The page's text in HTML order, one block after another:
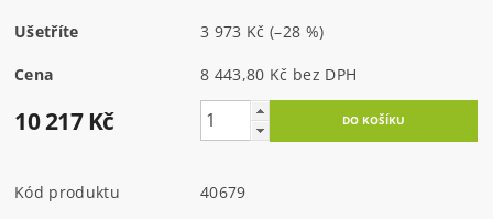
Ušetříte 3 973 Kč (–28 %)
Cena 8 443,80 Kč bez DPH
10 217 Kč
Kód produktu
40679